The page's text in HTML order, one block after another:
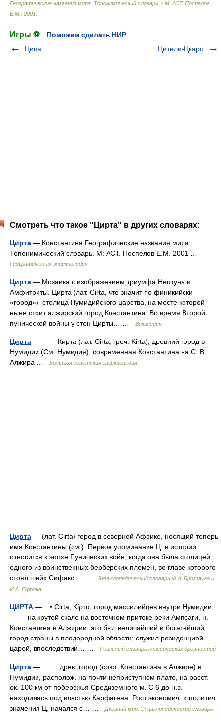
Географические названия мира: Топонимический словарь. - М: АСТ. Поспелов
Е.М.
2001
Игры ⚽
Поможем сделать НИР
Ципа
Цители-Цкаро
Смотреть что такое "Цирта" в других словарях:
Цирта — Константина Географические названия мира:
Топонимический словарь. М: АСТ. Поспелов Е.М. 2001 …
Географическая энциклопедия
Цирта — Мозаика с изображением триумфа Нептуна и
Амфитриты. Цирта (лат. Cirta, что значит по финикийски
«город») столица Нумидийского царства, на месте которой
ныне стоит алжирский город Константина. Во время Второй
пунической войны у стен Цирты… …
Википедия
Цирта — Кирта (лат. Cirta, греч. Kirta), древний город в
Нумидии (См. Нумидия); современная Константина на С. В.
Алжира …
Большая советская энциклопедия
Цирта — (лат. Cirta) город в северной Африке, носящий теперь
имя Константины (см.). Первое упоминание Ц. в истории
относится к эпохе Пунических войн, когда она была столицей
одного из воинственных берберских племен, во главе которого
стоял шейх Сифакс.… …
Энциклопедический словарь Ф.А. Брокгауза и
И.А. Ефрона
ЦИРТА — • Cirta, Κίρτα, город массилийцев внутри Нумидии,
на крутой скале на восточном притоке реки Ампсаги, н.
Константина в Алжирии; это был величайший и богатейший
город страны в плодородной области; служил резиденцией
царей, впоследствии… …
Реальный словарь классических древностей
Цирта — древ. город (совр. Константина в Алжире) в
Нумидии, располож. на почти неприступном плато, на расст.
ок. 100 км от побережья Средиземного м. С 6 до н.э.
находилась под властью Карфагена. Рост экономич. и политич.
значения Ц. начался с… …
Древний мир. Энциклопедический словарь